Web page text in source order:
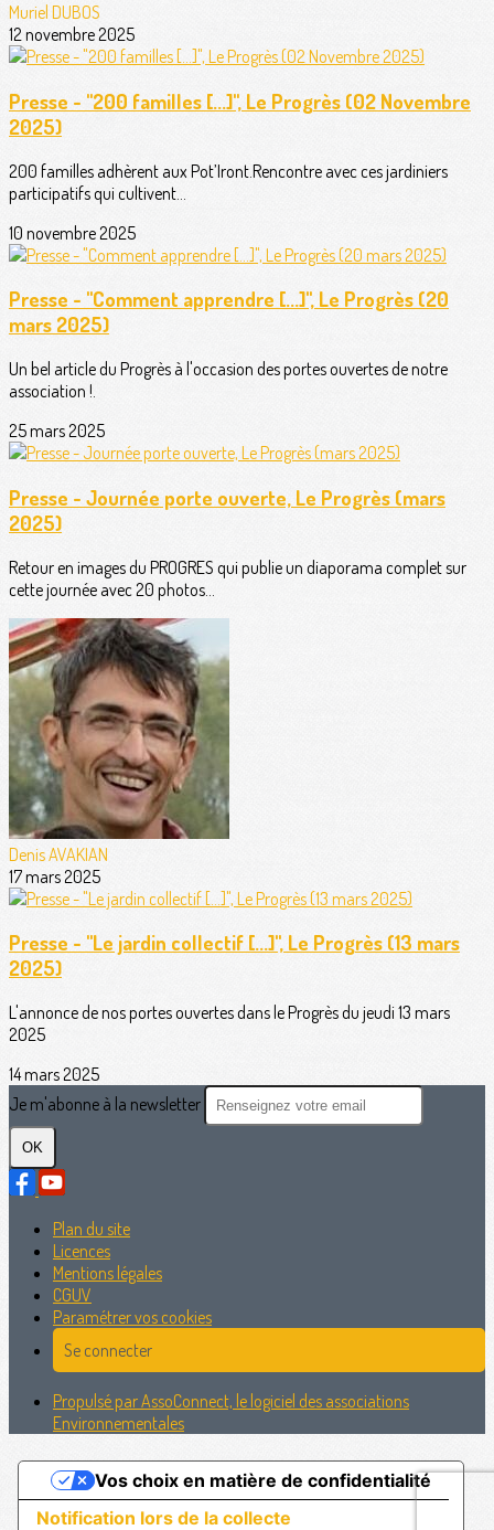
Muriel DUBOS
12 novembre 2025
Presse - "200 familles [...]", Le Progrès (02 Novembre
2025)
200 familles adhèrent aux Pot’Iront.Rencontre avec ces jardiniers
participatifs qui cultivent...
10 novembre 2025
Presse - "Comment apprendre [...]", Le Progrès (20
mars 2025)
Un bel article du Progrès à l'occasion des portes ouvertes de notre
association !.
25 mars 2025
Presse - Journée porte ouverte, Le Progrès (mars
2025)
Retour en images du PROGRES qui publie un diaporama complet sur
cette journée avec 20 photos...
Denis AVAKIAN
17 mars 2025
Presse - "Le jardin collectif [...]", Le Progrès (13 mars
2025)
L'annonce de nos portes ouvertes dans le Progrès du jeudi 13 mars
2025
14 mars 2025
Je m'abonne à la newsletter
OK
Plan du site
Licences
Mentions légales
CGUV
Paramétrer vos cookies
Se connecter
Propulsé par AssoConnect, le logiciel des associations
Environnementales
Notification lors de la collecte
Vos choix en matière de confidentialité